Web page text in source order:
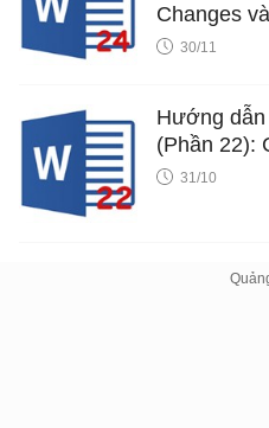
Changes
30/11
Hướng
(Phần 22):
31/10